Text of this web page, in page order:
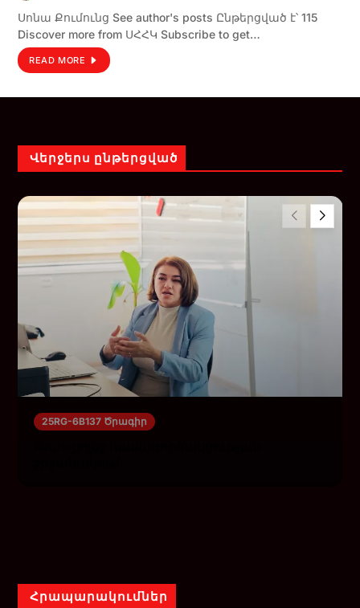
Սոնա Քումունց See author's posts Ընթերցված է՝ 115
Discover more from ՍՀՀԿ Subscribe to get…
READ MORE
Վերջերս ընթերցված
25RG-6B137 Ծրագիր
Հրապարակումներ